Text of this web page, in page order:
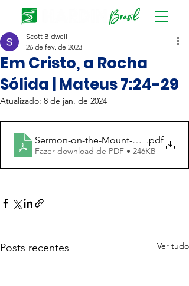
Em Cristo, a Rocha
Sólida | Mateus 7:24-29
Scott Bidwell
26 de fev. de 2023
Atualizado: 8 de jan. de 2024
Sermon-on-the-Mount-On-Christ-
.pdf
Fazer download de PDF • 246KB
Posts recentes Ver tudo